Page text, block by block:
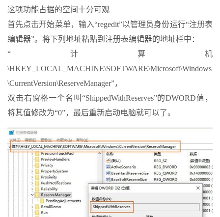
这项功能占据的空间十分可观
首先点击开始菜单，输入“regedit”以管理员身份运行“注册表
编辑器”。将下列地址粘贴到注册表编辑器的地址栏中：
“计算机
\HKEY_LOCAL_MACHINE\SOFTWARE\Microsoft\Windows
\CurrentVersion\ReserveManager”，
双击右窗格一个名叫“ShippedWithReserves”的DWORD值，
将其值修改为“0”，最后重新启动电脑就可以了。